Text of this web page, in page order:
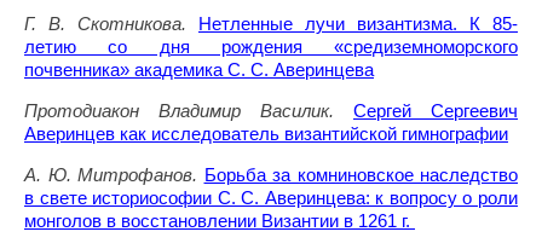
Г. В. Скотникова.
Нетленные лучи византизма. К 85-
летию со дня рождения «средиземноморского
почвенника» академика С. С. Аверинцева
Протодиакон Владимир Василик.
Сергей Сергеевич
Аверинцев как исследователь византийской гимнографии
А. Ю. Митрофанов. Борьба за комниновское наследство
в свете историософии С. С. Аверинцева: к вопросу о роли
монголов в восстановлении Византии в 1261 г.